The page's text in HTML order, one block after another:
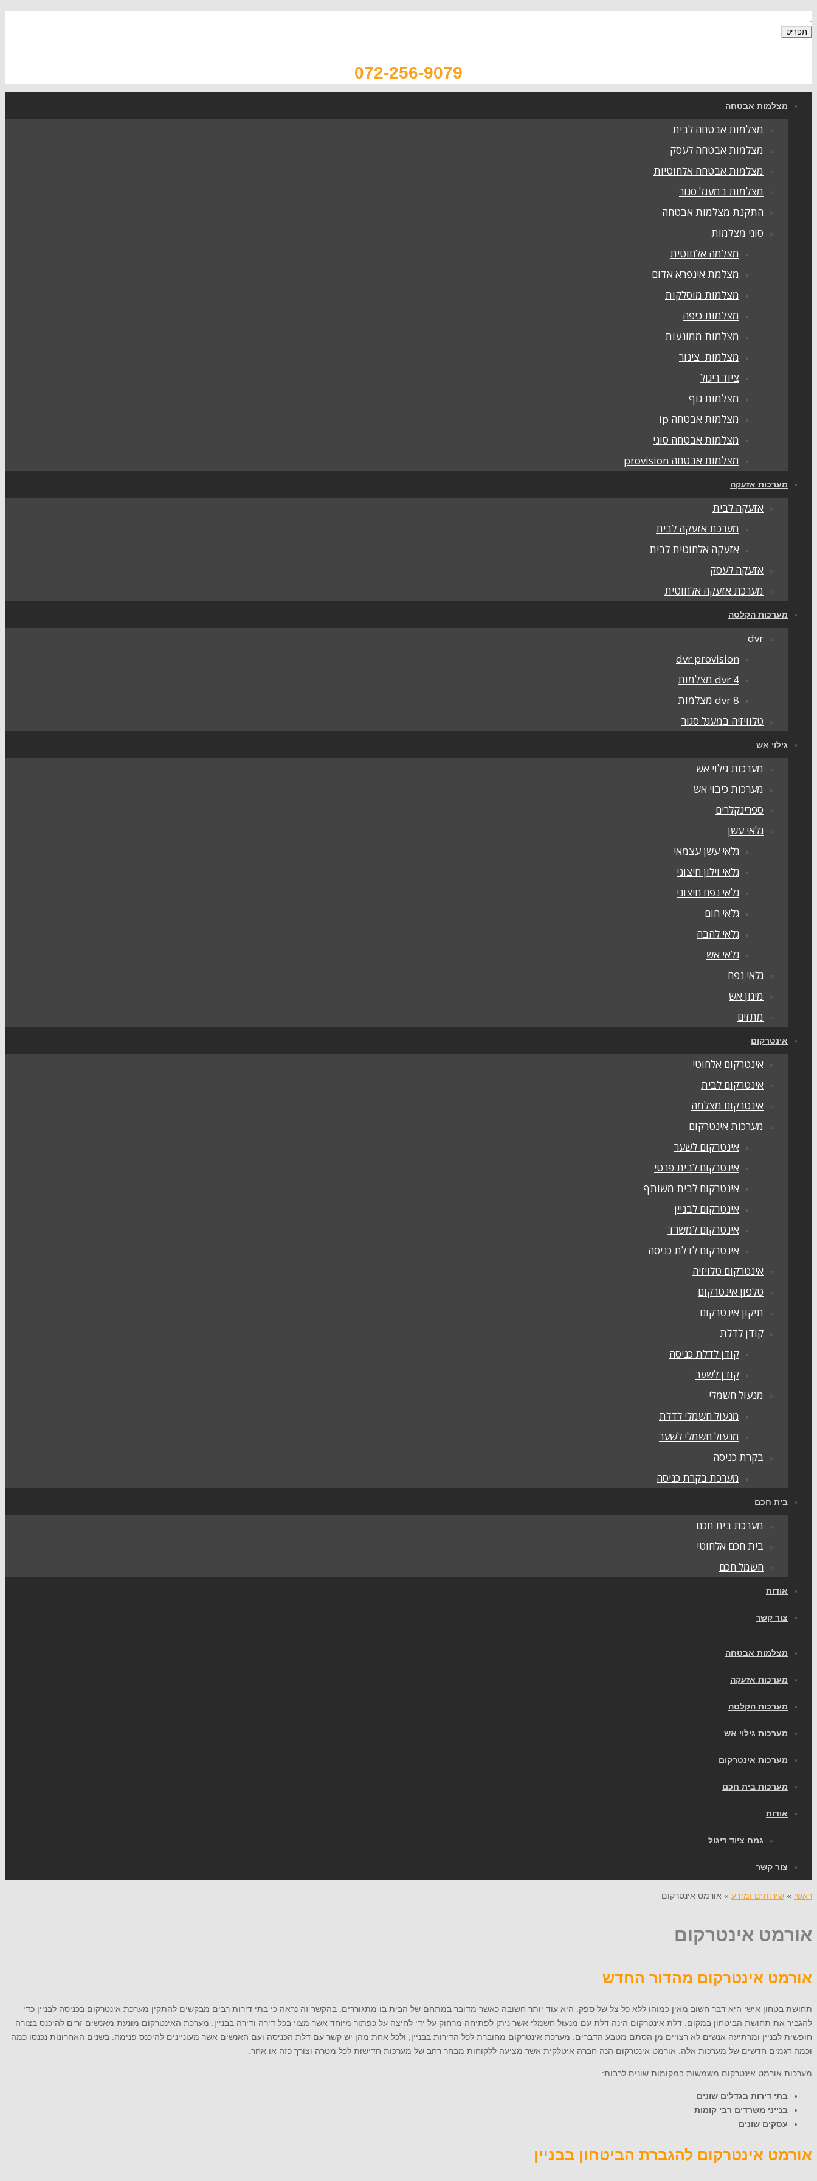
תפריט
072-256-9079
מצלמות אבטחה
מצלמות אבטחה לבית
מצלמות אבטחה לעסק
מצלמות אבטחה אלחוטיות
מצלמות במעגל סגור
התקנת מצלמות אבטחה
סוגי מצלמות
מצלמה אלחוטית
מצלמת אינפרא אדום
מצלמות מוסלקות
מצלמות כיפה
מצלמות ממונעות
מצלמות צינור
ציוד ריגול
מצלמות גוף
מצלמות אבטחה ip
מצלמות אבטחה סוני
מצלמות אבטחה provision
מערכות אזעקה
אזעקה לבית
מערכת אזעקה לבית
אזעקה אלחוטית לבית
אזעקה לעסק
מערכת אזעקה אלחוטית
מערכות הקלטה
dvr
dvr provision
dvr 4 מצלמות
dvr 8 מצלמות
טלוויזיה במעגל סגור
גילוי אש
מערכות גילוי אש
מערכות כיבוי אש
ספרינקלרים
גלאי עשן
גלאי עשן עצמאי
גלאי וילון חיצוני
גלאי נפח חיצוני
גלאי חום
גלאי להבה
גלאי אש
גלאי נפח
מיגון אש
מתזים
אינטרקום
אינטרקום אלחוטי
אינטרקום לבית
אינטרקום מצלמה
מערכות אינטרקום
אינטרקום לשער
אינטרקום לבית פרטי
אינטרקום לבית משותף
אינטרקום לבניין
אינטרקום למשרד
אינטרקום לדלת כניסה
אינטרקום טלויזיה
טלפון אינטרקום
תיקון אינטרקום
קודן לדלת
קודן לדלת כניסה
קודן לשער
מנעול חשמלי
מנעול חשמלי לדלת
מנעול חשמלי לשער
בקרת כניסה
מערכת בקרת כניסה
בית חכם
מערכת בית חכם
בית חכם אלחוטי
חשמל חכם
אודות
צור קשר
מצלמות אבטחה
מערכות אזעקה
מערכות הקלטה
מערכות גילוי אש
מערכות אינטרקום
מערכות בית חכם
אודות
גמח ציוד ריגול
צור קשר
ראשי » שירותים ומידע » אורמט אינטרקום
אורמט אינטרקום
אורמט אינטרקום מהדור החדש
תחושת בטחון אישי היא דבר חשוב מאין כמוהו ללא כל צל של ספק. היא עוד יותר חשובה כאשר מדובר במתחם של הבית בו מתגוררים. בהקשר זה נראה כי בתי דירות רבים מבקשים להתקין מערכת אינטרקום בכניסה לבניין כדי
להגביר את תחושת הביטחון במקום. דלת אינטרקום הינה דלת עם מנעול חשמלי אשר ניתן לפתיחה מרחוק על ידי לחיצה על כפתור מיוחד אשר מצוי בכל דירה ודירה בבניין. מערכת האינטרקום מונעת מאנשים זרים להיכנס בצורה
חופשית לבניין ומרתיעה אנשים לא רצויים מן הסתם מטבע הדברים. מערכת אינטרקום מחוברת לכל הדירות בבניין, ולכל אחת מהן יש קשר עם דלת הכניסה ועם האנשים אשר מעוניינים להיכנס פנימה. בשנים האחרונות נכנסו כמה
וכמה דגמים חדשים של מערכות אלה. אורמט אינטרקום הנה חברה איטלקית אשר מציעה ללקוחות מבחר רחב של מערכות חדישות לכל מטרה וצורך כזה או אחר.
מערכות אורמט אינטרקום משמשות במקומות שונים לרבות:
בתי דירות בגדלים שונים
בנייני משרדים רבי קומות
עסקים שונים
אורמט אינטרקום להגברת הביטחון בבניין